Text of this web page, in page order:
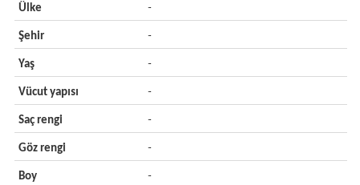
Ülke -
Şehir -
Yaş -
Vücut yapısı -
Saç rengi -
Göz rengi -
Boy -